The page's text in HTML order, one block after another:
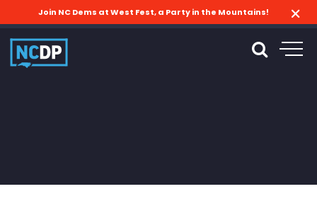
Join NC Dems at West Fest, a Party in the Mountains!